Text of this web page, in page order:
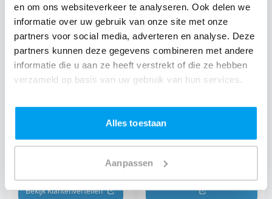
en om ons websiteverkeer te analyseren. Ook delen we
informatie over uw gebruik van onze site met onze
partners voor social media, adverteren en analyse. Deze
partners kunnen deze gegevens combineren met andere
informatie die u aan ze heeft verstrekt of die ze hebben
verzameld op basis van uw gebruik van hun services.
Alles toestaan
Aanpassen
Bekijk Facebook Bekijk Google
9.3/ 10
helemaal ontzorgd"
Bekijk Klantenvertellen
9.6 / 10
zochten"
Mili & Jeroen
Bekijk The Perfect Wedding